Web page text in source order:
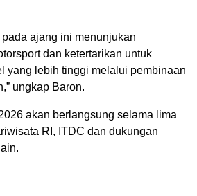
ajang ini menunjukan
dan ketertarikan untuk
yang lebih tinggi melalui pembinaan
ungkap Baron.
akan berlangsung selama lima
RI, ITDC dan dukungan